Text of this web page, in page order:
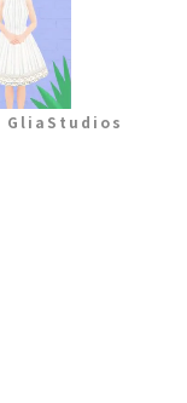
GliaStudios